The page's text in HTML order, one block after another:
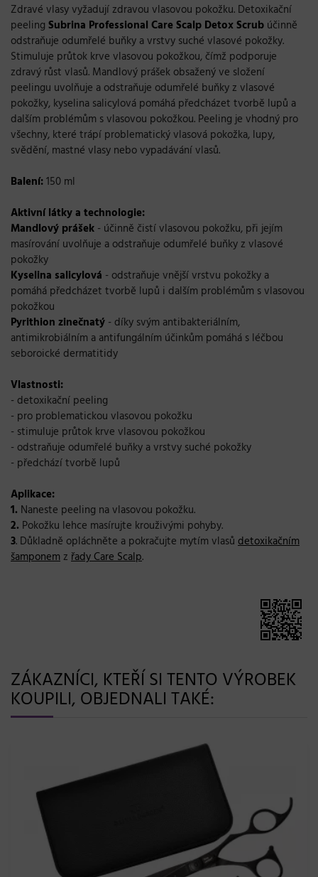
Zdravé vlasy vyžadují zdravou vlasovou pokožku. Detoxikační
peeling Subrina Professional Care Scalp Detox Scrub účinně
odstraňuje odumřelé buňky a vrstvy suché vlasové pokožky.
Stimuluje průtok krve vlasovou pokožkou, čímž podporuje
zdravý růst vlasů. Mandlový prášek obsažený ve složení
peelingu uvolňuje a odstraňuje odumřelé buňky z vlasové
pokožky, kyselina salicylová pomáhá předcházet tvorbě lupů a
dalším problémům s vlasovou pokožkou. Peeling je vhodný pro
všechny, které trápí problematický vlasová pokožka, lupy,
svědění, mastné vlasy nebo vypadávání vlasů.
Balení:150 ml
Aktivní látky a technologie:
Mandlový prášek - účinně čistí vlasovou pokožku, při jejím
masírování uvolňuje a odstraňuje odumřelé buňky z vlasové
pokožky
Kyselina salicylová - odstraňuje vnější vrstvu pokožky a
pomáhá předcházet tvorbě lupů i dalším problémům s vlasovou
pokožkou
Pyrithion zinečnatý - díky svým antibakteriálním,
antimikrobiálním a antifungálním účinkům pomáhá s léčbou
seboroické dermatitidy
Vlastnosti:
- detoxikační peeling
- pro problematickou vlasovou pokožku
- stimuluje průtok krve vlasovou pokožkou
- odstraňuje odumřelé buňky a vrstvy suché pokožky
- předchází tvorbě lupů
Aplikace:
1. Naneste peeling na vlasovou pokožku.
2. Pokožku lehce masírujte krouživými pohyby.
3. Důkladně opláchněte a pokračujte mytím vlasů detoxikačním
šamponem z řady Care Scalp.
ZÁKAZNÍCI, KTEŘÍ SI TENTO VÝROBEK
KOUPILI, OBJEDNALI TAKÉ: